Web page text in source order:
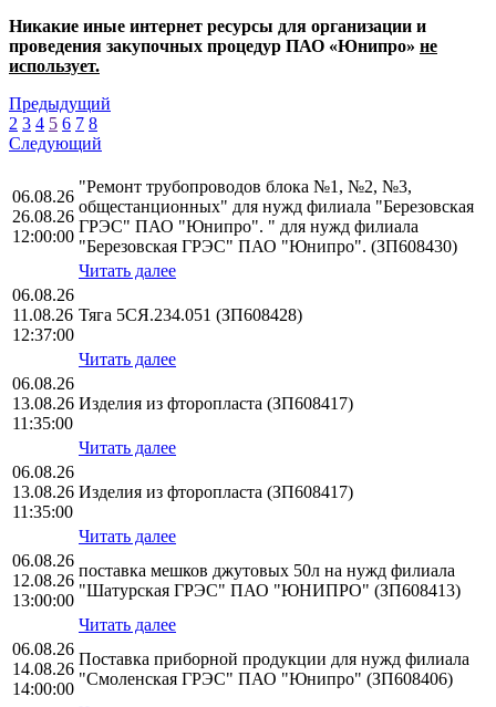
Никакие иные интернет ресурсы для организации и
проведения закупочных процедур ПАО «Юнипро» не
использует.
Предыдущий
2 3 4 5 6 7 8
Следующий
06.08.26
26.08.26
12:00:00
"Ремонт трубопроводов блока №1, №2, №3,
общестанционных" для нужд филиала "Березовская
ГРЭС" ПАО "Юнипро". " для нужд филиала
"Березовская ГРЭС" ПАО "Юнипро". (ЗП608430)
Читать далее
06.08.26
11.08.26
12:37:00
Тяга 5СЯ.234.051 (ЗП608428)
Читать далее
06.08.26
13.08.26
11:35:00
Изделия из фторопласта (ЗП608417)
Читать далее
06.08.26
13.08.26
11:35:00
Изделия из фторопласта (ЗП608417)
Читать далее
06.08.26
12.08.26
13:00:00
поставка мешков джутовых 50л на нужд филиала
"Шатурская ГРЭС" ПАО "ЮНИПРО" (ЗП608413)
Читать далее
06.08.26
14.08.26
14:00:00
Поставка приборной продукции для нужд филиала
"Смоленская ГРЭС" ПАО "Юнипро" (ЗП608406)